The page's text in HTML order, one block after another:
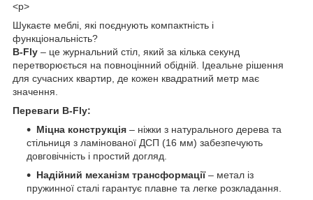
<p>
Шукаєте меблі, які поєднують компактність і
функціональність?
B-Fly – це журнальний стіл, який за кілька секунд
перетворюється на повноцінний обідній. Ідеальне рішення
для сучасних квартир, де кожен квадратний метр має
значення.
Переваги B-Fly:
Міцна конструкція – ніжки з натурального дерева та
стільниця з ламінованої ДСП (16 мм) забезпечують
довговічність і простий догляд.
Надійний механізм трансформації– метал із
пружинної сталі гарантує плавне та легке розкладання.